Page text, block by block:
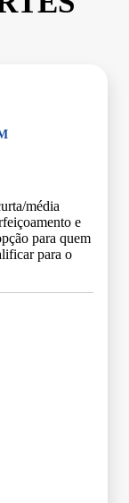
média
e
para quem
para o